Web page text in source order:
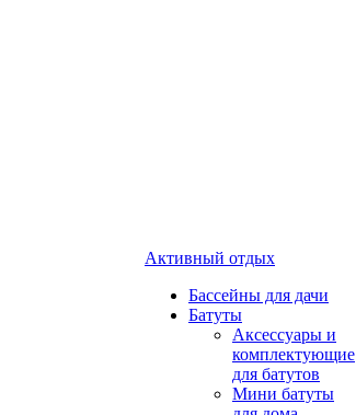
Активный отдых
Бассейны для дачи
Батуты
Аксессуары и
комплектующие
для батутов
Мини батуты